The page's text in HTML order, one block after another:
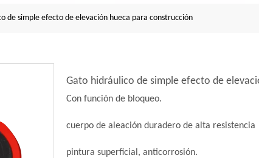
de simple efecto de elevación hueca para construcción
Gato hidráulico de simple efecto de
Con función de bloqueo.
cuerpo de aleación duradero de alta resistencia
pintura superficial, anticorrosión.